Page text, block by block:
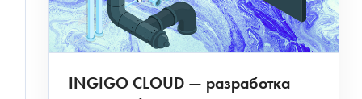
INGIGO CLOUD — разработка